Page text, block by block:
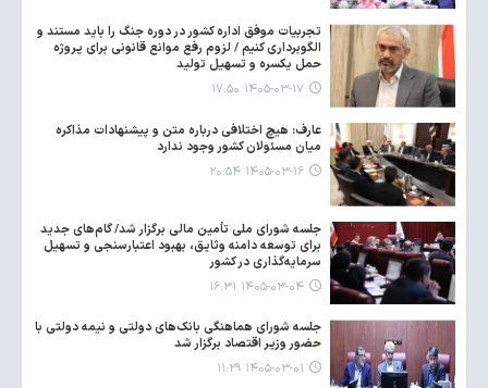
تجربیات موفق اداره کشور در دوره جنگ را باید مستند و
الگوبرداری کنیم / لزوم رفع موانع قانونی برای پروژه
حمل یکسره و تسهیل تولید
۱۴۰۵-۰۳-۱۷ ۱۷:۵۰
عارف: هیچ اختلافی درباره متن و پیشنهادات مذاکره
میان مسئولان کشور وجود ندارد
۱۴۰۵-۰۳-۱۶ ۲۰:۵۴
جلسه شورای ملی تأمین مالی برگزار شد/ گام‌های جدید
برای توسعه دامنه وثایق، بهبود اعتبارسنجی و تسهیل
سرمایه‌گذاری در کشور
۱۴۰۵-۰۳-۰۴ ۱۶:۳۱
جلسه شورای هماهنگی بانک‌های دولتی و نیمه دولتی با
حضور وزیر اقتصاد برگزار شد
۱۴۰۵-۰۳-۰۱ ۱۱:۲۹